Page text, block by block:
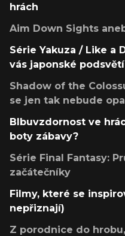
hrách
Aim Down Sights
Série Yakuza / Like a
vás japonské
Shadow of the
se jen tak nebude
Blbuvzdornost ve
boty zábavy?
Série Final Fantasy:
začátečníky
Filmy, které se
nepřiznají)
Z porodnice do